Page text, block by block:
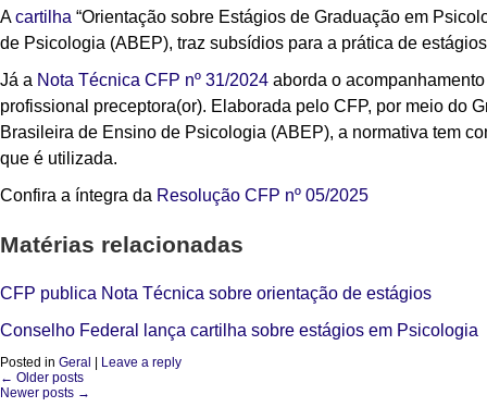
Acartilha “Orientação sobre Estágios de Graduação em
de Psicologia (ABEP), traz subsídios para a prática de
Já a Nota Técnica CFP nº 31/2024 aborda o
profissional preceptora(or). Elaborada pelo CFP, por meio do
Brasileira de Ensino de Psicologia (ABEP), a normativa tem
que é utilizada.
Confira a íntegra da Resolução CFP nº 05/2025
Matérias relacionadas
CFP publica Nota Técnica sobre orientação de estágios
Conselho Federal lança cartilha sobre estágios em Psicologia
Posted in Geral
Leave a reply
Post navigation
← Older posts
Newer posts →